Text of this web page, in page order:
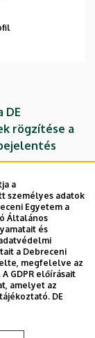
DE
rögzítése a
a
személyes adatok
Egyetem a
Általános
és
a Debreceni
megfelelve az
GDPR előírásait
amelyet az
DE